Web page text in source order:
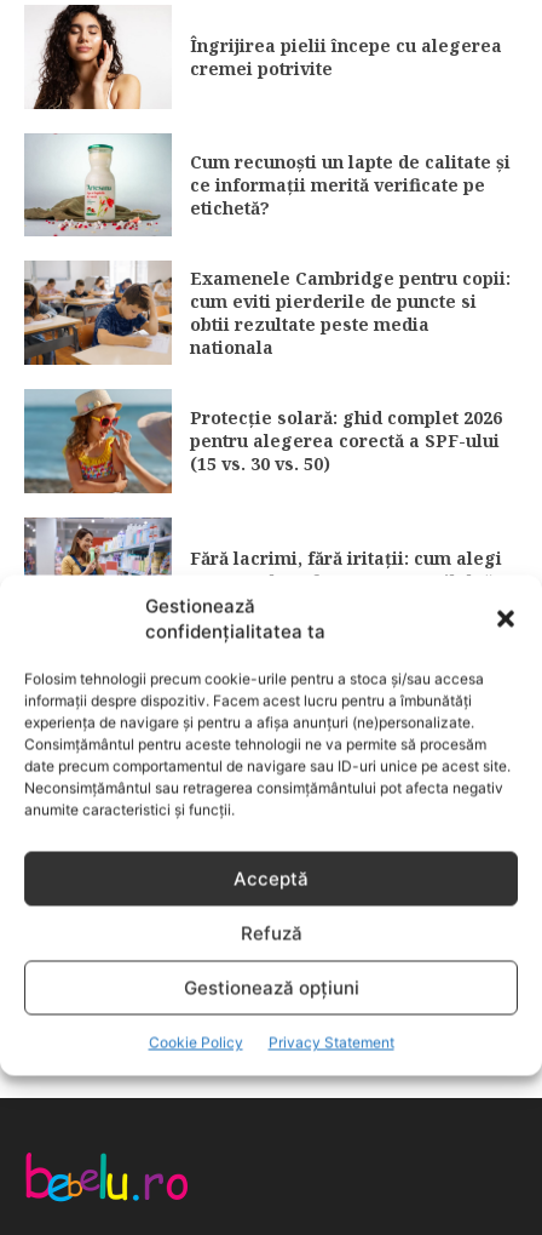
Gestionează
confidențialitatea ta
Folosim tehnologii precum cookie-urile pentru a stoca și/sau accesa
informații despre dispozitiv. Facem acest lucru pentru a îmbunătăți
experiența de navigare și pentru a afișa anunțuri (ne)personalizate.
Consimțământul pentru aceste tehnologii ne va permite să procesăm
date precum comportamentul de navigare sau ID-uri unice pe acest site.
Neconsimțământul sau retragerea consimțământului pot afecta negativ
anumite caracteristici și funcții.
Acceptă
Refuză
Gestionează opțiuni
Cookie Policy Privacy Statement
Îngrijirea pielii începe cu alegerea
cremei potrivite
Cum recunoști un lapte de calitate și
ce informații merită verificate pe
etichetă?
Examenele Cambridge pentru copii:
cum eviti pierderile de puncte si
obtii rezultate peste media
nationala
Protecție solară: ghid complet 2026
pentru alegerea corectă a SPF-ului
(15 vs. 30 vs. 50)
Fără lacrimi, fără iritații: cum alegi
șamponul perfect pentru copilul tău
CATEGORII POPULARE
EVENIMENTE
741
LIFESTYLE
COPII
634
FAMILIA
582
DEZVOLTAREA COPILULUI
COMPORTAMENT
294